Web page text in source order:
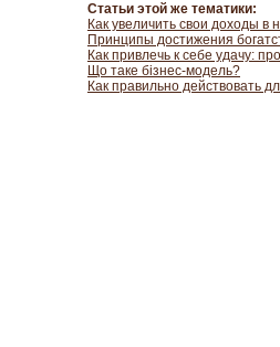
Статьи этой же тематики:
Как увеличить свои доходы в
Принципы достижения
Как привлечь к себе удачу:
Що таке бізнес-модель?
Как правильно действовать